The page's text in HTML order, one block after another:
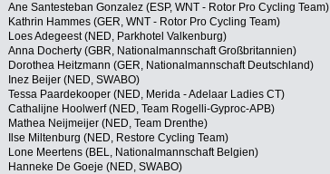
Ane Santesteban Gonzalez (ESP, WNT - Rotor Pro Cycling Team)
Kathrin Hammes (GER, WNT - Rotor Pro Cycling Team)
Loes Adegeest (NED, Parkhotel Valkenburg)
Anna Docherty (GBR, Nationalmannschaft Großbritannien)
Dorothea Heitzmann (GER, Nationalmannschaft Deutschland)
Inez Beijer (NED, SWABO)
Tessa Paardekooper (NED, Merida - Adelaar Ladies CT)
Cathalijne Hoolwerf (NED, Team Rogelli-Gyproc-APB)
Mathea Neijmeijer (NED, Team Drenthe)
Ilse Miltenburg (NED, Restore Cycling Team)
Lone Meertens (BEL, Nationalmannschaft Belgien)
Hanneke De Goeje (NED, SWABO)